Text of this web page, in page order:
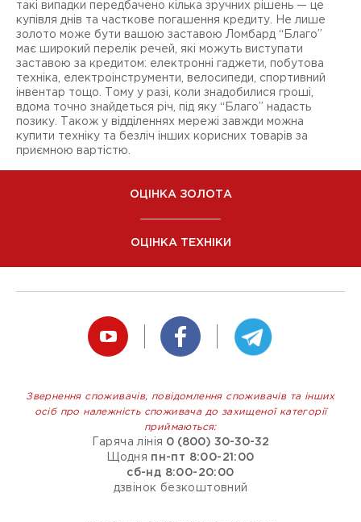
такі випадки передбачено кілька зручних рішень — це
купівля днів та часткове погашення кредиту. Не лише
золото може бути вашою заставою Ломбард “Благо”
має широкий перелік речей, які можуть виступати
заставою за кредитом: електронні гаджети, побутова
техніка, електроінструменти, велосипеди, спортивний
інвентар тощо. Тому у разі, коли знадобилися гроші,
вдома точно знайдеться річ, під яку “Благо” надасть
позику. Також у відділеннях мережі завжди можна
купити техніку та безліч інших корисних товарів за
приємною вартістю.
ОЦІНКА ЗОЛОТА
ОЦІНКА ТЕХНІКИ
Звернення споживачів, повідомлення споживачів та інших
осіб про належність споживача до захищеної категорії
приймаються:
Гаряча лінія 0 (800) 30-30-32
Щодня пн-пт 8:00-21:00
сб-нд 8:00-20:00
дзвінок безкоштовний